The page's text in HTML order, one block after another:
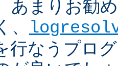
あまりお勧
行なうプロ